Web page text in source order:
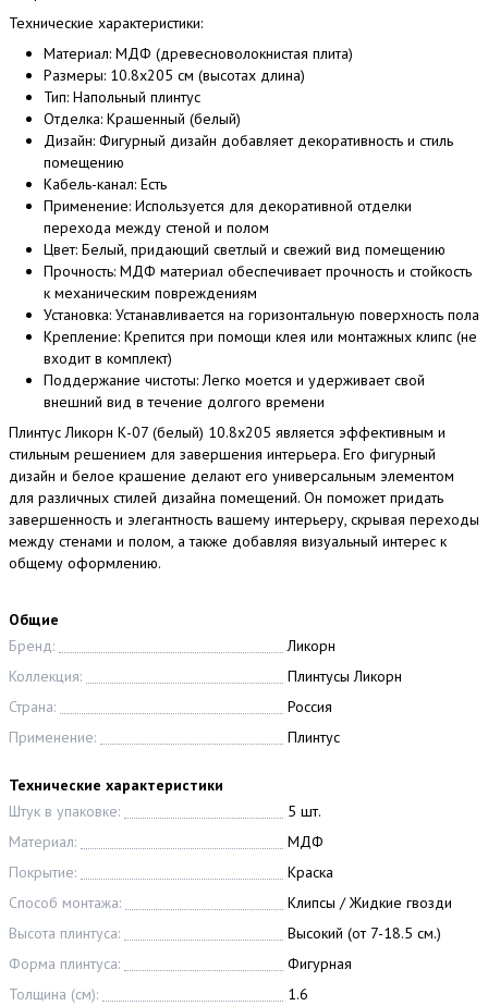
Технические характеристики:
Материал: МДФ (древесноволокнистая плита)
Размеры: 10.8x205 см (высотах длина)
Тип: Напольный плинтус
Отделка: Крашенный (белый)
Дизайн: Фигурный дизайн добавляет декоративность и стиль
помещению
Кабель-канал: Есть
Применение: Используется для декоративной отделки
перехода между стеной и полом
Цвет: Белый, придающий светлый и свежий вид помещению
Прочность: МДФ материал обеспечивает прочность и стойкость
к механическим повреждениям
Установка: Устанавливается на горизонтальную поверхность пола
Крепление: Крепится при помощи клея или монтажных клипс (не
входит в комплект)
Поддержание чистоты:Легко моется и удерживает свой
внешний вид в течение долгого времени
Плинтус Ликорн К-07 (белый) 10.8x205 является эффективным и
стильным решением для завершения интерьера. Его фигурный
дизайн и белое крашение делают его универсальным элементом
для различных стилей дизайна помещений. Он поможет придать
завершенность и элегантность вашему интерьеру, скрывая переходы
между стенами и полом, а также добавляя визуальный интерес к
общему оформлению.
Общие
Бренд:
Ликорн
Коллекция:
Плинтусы Ликорн
Страна:
Россия
Применение:
Плинтус
Технические характеристики
Штук в упаковке:
5 шт.
Материал:
МДФ
Покрытие:
Краска
Способ монтажа:
Клипсы / Жидкие гвозди
Высота плинтуса:
Высокий (от 7-18.5 см.)
Форма плинтуса:
Фигурная
Толщина (см):
1.6